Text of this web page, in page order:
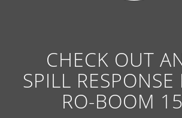
CHECK OUT
SPILL
RO-BOOM